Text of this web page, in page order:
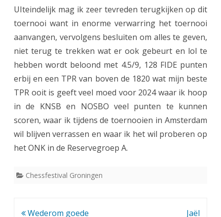
UIteindelijk mag ik zeer tevreden terugkijken op dit
toernooi want in enorme verwarring het toernooi
aanvangen, vervolgens besluiten om alles te geven,
niet terug te trekken wat er ook gebeurt en lol te
hebben wordt beloond met 4.5/9, 128 FIDE punten
erbij en een TPR van boven de 1820 wat mijn beste
TPR ooit is geeft veel moed voor 2024 waar ik hoop
in de KNSB en NOSBO veel punten te kunnen
scoren, waar ik tijdens de toernooien in Amsterdam
wil blijven verrassen en waar ik het wil proberen op
het ONK in de Reservegroep A.
Chessfestival Groningen
Bericht
Wederom goede Jaël